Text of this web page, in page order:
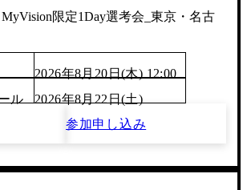
限定1Day選考会_東京・名古
2026年8月20日(木) 12:00
ル
2026年8月22日(土)
参加申し込み